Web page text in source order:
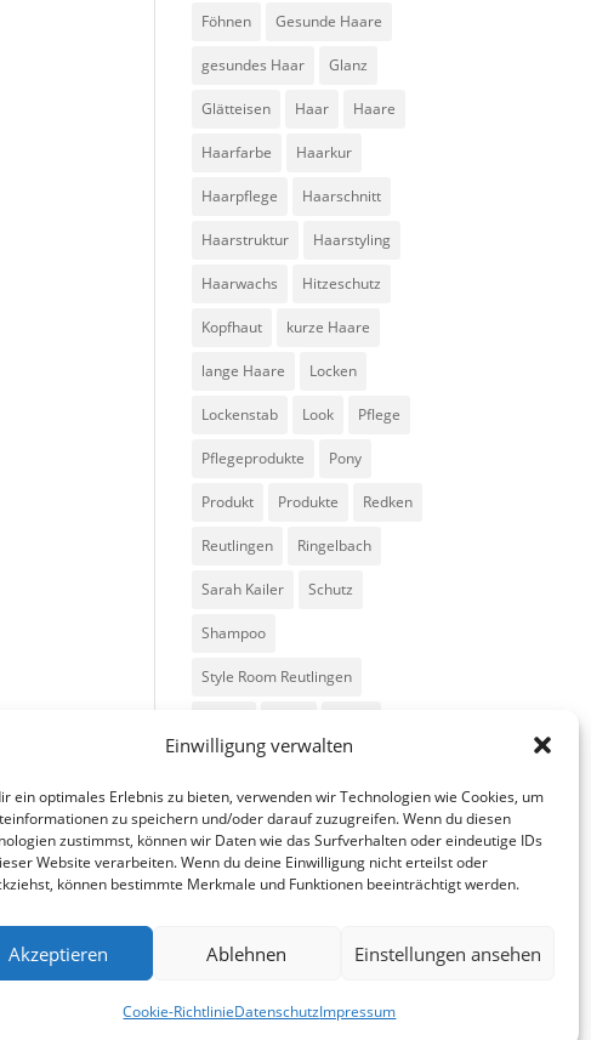
Einwilligung verwalten
ein optimales Erlebnis zu bieten, verwenden wir Technologien wie Cookies, um
zu speichern und/oder darauf zuzugreifen. Wenn du diesen
zustimmst, können wir Daten wie das Surfverhalten oder eindeutige IDs
Website verarbeiten. Wenn du deine Einwilligung nicht erteilst oder
können bestimmte Merkmale und Funktionen beeinträchtigt werden.
Akzeptieren Ablehnen Einstellungen ansehen
Cookie-RichtlinieDatenschutzImpressum
Föhnen Gesunde Haare
gesundes Haar Glanz
Glätteisen Haar Haare
Haarfarbe Haarkur
Haarpflege Haarschnitt
Haarstruktur Haarstyling
Haarwachs Hitzeschutz
Kopfhaut kurze Haare
lange Haare Locken
Lockenstab Look Pflege
Pflegeprodukte Pony
Produkt Produkte Redken
Reutlingen Ringelbach
Sarah Kailer Schutz
Shampoo
Style Room Reutlingen
Trends
fain g